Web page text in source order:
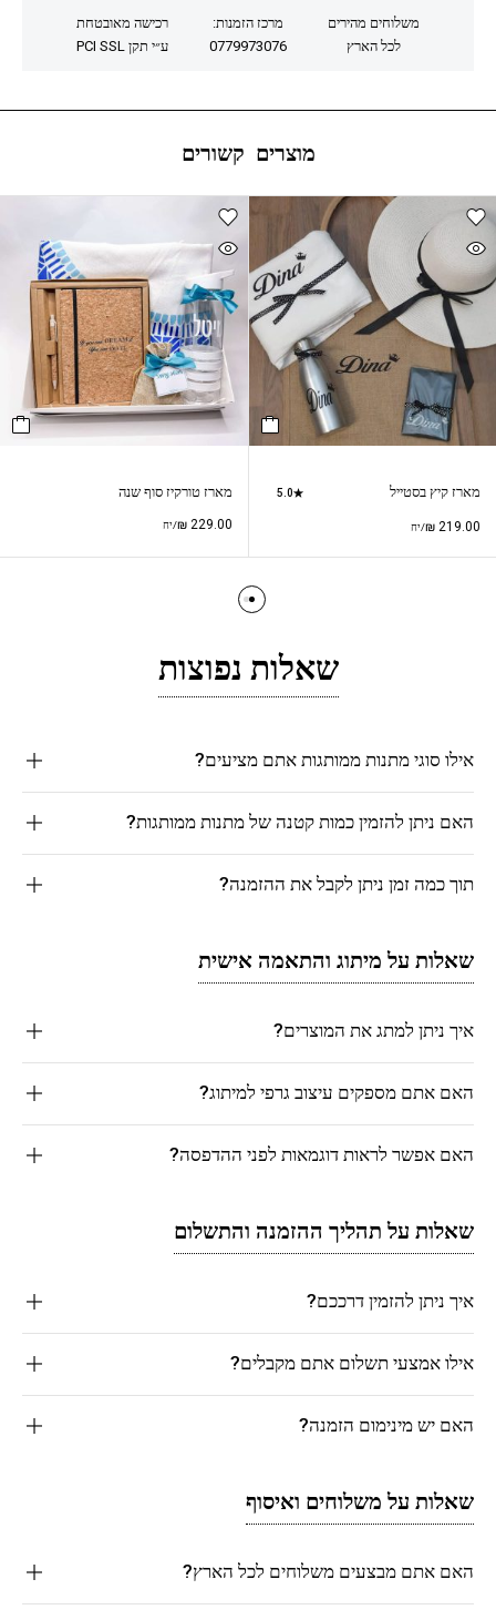
משלוחים מהירים
לכל הארץ
מרכז הזמנות:
0779973076
רכישה מאובטחת
ע״י תקן PCI SSL
מוצרים קשורים
מארז קיץ בסטייל 5.0
₪ 219.00 /יח
מארז טורקיז סוף שנה
₪229.00 /יח
שאלות נפוצות
אילו סוגי מתנות ממותגות אתם מציעים?
האם ניתן להזמין כמות קטנה של מתנות ממותגות?
תוך כמה זמן ניתן לקבל את ההזמנה?
שאלות על מיתוג והתאמה אישית
איך ניתן למתג את המוצרים?
האם אתם מספקים עיצוב גרפי למיתוג?
האם אפשר לראות דוגמאות לפני ההדפסה?
שאלות על תהליך ההזמנה והתשלום
איך ניתן להזמין דרככם?
אילו אמצעי תשלום אתם מקבלים?
האם יש מינימום הזמנה?
שאלות על משלוחים ואיסוף
האם אתם מבצעים משלוחים לכל הארץ?